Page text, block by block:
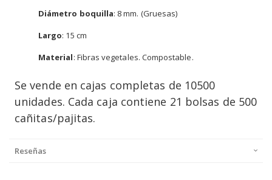
Diámetro boquilla: 8 mm. (Gruesas)
Largo: 15 cm
Material: Fibras vegetales. Compostable.
Se vende en cajas completas de 10500
unidades. Cada caja contiene 21 bolsas de 500
cañitas/pajitas.
Reseñas